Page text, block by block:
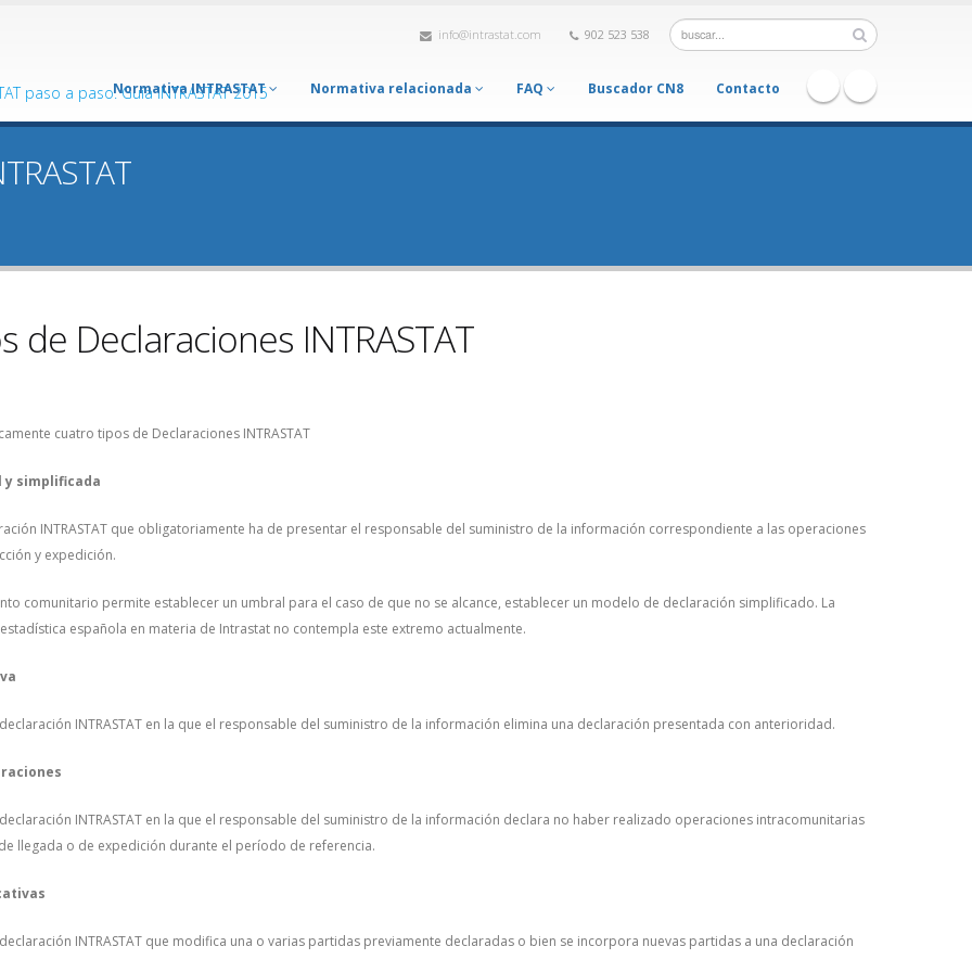
info@intrastat.com 902 523 538
Normativa INTRASTAT Normativa relacionada FAQ Buscador CN8 Contacto
de Declaraciones INTRASTAT
cuatro tipos de Declaraciones INTRASTAT
y simplificada
INTRASTAT que obligatoriamente ha de presentar el responsable del suministro de la información correspondiente a las operaciones
y expedición.
comunitario permite establecer un umbral para el caso de que no se alcance, establecer un modelo de declaración simplificado. La
española en materia de Intrastat no contempla este extremo actualmente.
INTRASTAT en la que el responsable del suministro de la información elimina una declaración presentada con anterioridad.
INTRASTAT en la que el responsable del suministro de la información declara no haber realizado operaciones intracomunitarias
llegada o de expedición durante el período de referencia.
INTRASTAT que modifica una o varias partidas previamente declaradas o bien se incorpora nuevas partidas a una declaración